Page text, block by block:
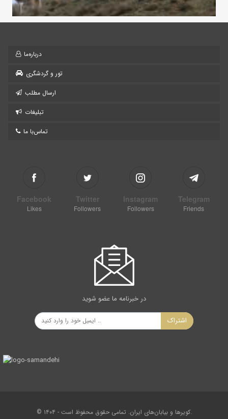
درباره‌ما
تور و گردشگری
ارسال مطلب
تبلیغات
تماس‌با ما
Facebook
Likes
Twitter
Followers
Instagram
Followers
Telegram
Friends
در خبرنامه ما عضو شوید
اشتراک
© ۱۴۰۴ - کویرها و بیابان‌های ایران. تمامی حقوق محفوظ است.